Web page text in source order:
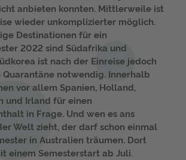
anbieten konnten. Mittlerweile ist
wieder unkomplizierter möglich.
Destinationen für ein
2022 sind Südafrika und
ist nach der Einreise jedoch
notwendig. Innerhalb
vor allem Spanien, Holland,
und Irland für einen
in Frage. Und wen es ans
Welt zieht, der darf schon einmal
in Australien träumen. Dort
einem Semesterstart ab Juli.